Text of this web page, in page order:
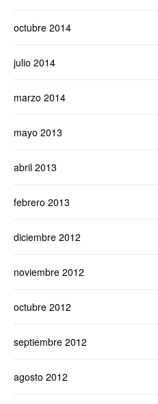
octubre 2014
julio 2014
marzo 2014
mayo 2013
abril 2013
febrero 2013
diciembre 2012
noviembre 2012
octubre 2012
septiembre 2012
agosto 2012